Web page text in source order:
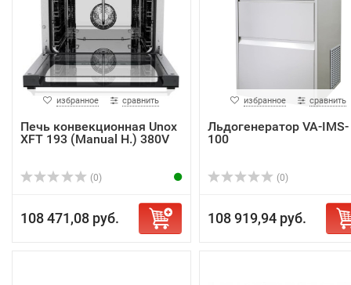
избранное сравнить
Печь конвекционная Unox
XFT 193 (Manual H.) 380V
(0)
108 471,08 руб.
избранное сравнить
Льдогенератор VA-IMS-
100
(0)
108 919,94 руб.